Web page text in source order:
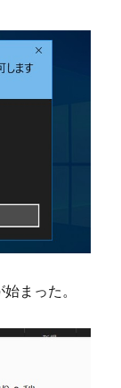
まった。